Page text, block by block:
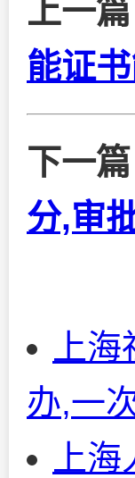
上一篇
能证书
下一篇
分,审
上
办,一
上